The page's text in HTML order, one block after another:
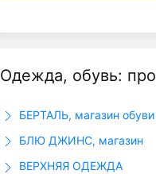
Одежда, обувь:
БЕРТАЛЬ, магазин обуви
БЛЮ ДЖИНС, магазин
ВЕРХНЯЯ ОДЕЖДА